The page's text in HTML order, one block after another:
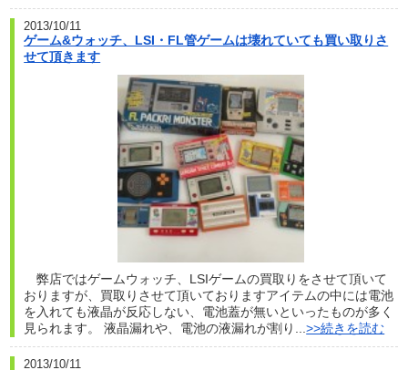
2013/10/11
ゲーム&ウォッチ、LSI・FL管ゲームは壊れていても買い取りさ
せて頂きます
弊店ではゲームウォッチ、LSIゲームの買取りをさせて頂いて
おりますが、買取りさせて頂いておりますアイテムの中には電池
を入れても液晶が反応しない、電池蓋が無いといったものが多く
見られます。 液晶漏れや、電池の液漏れが割り...>>続きを読む
2013/10/11